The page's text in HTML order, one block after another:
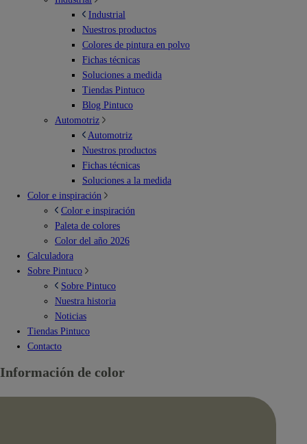
Industrial
Nuestros productos
Colores de pintura en polvo
Fichas técnicas
Soluciones a medida
Tiendas Pintuco
Blog Pintuco
Automotriz
Automotriz
Nuestros productos
Fichas técnicas
Soluciones a la medida
Color e inspiración
Color e inspiración
Paleta de colores
Color del año 2026
Calculadora
Sobre Pintuco
Sobre Pintuco
Nuestra historia
Noticias
Tiendas Pintuco
Contacto
Información de color